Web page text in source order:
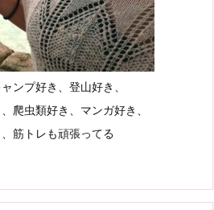
ンプ好き、登山好き、
爬虫類好き、マンガ好き、
筋トレも頑張ってる